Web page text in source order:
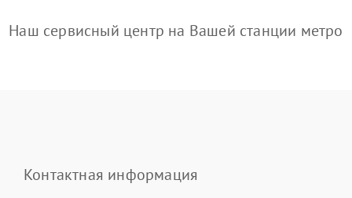
Наш сервисный центр на Вашей станции метро
Контактная информация